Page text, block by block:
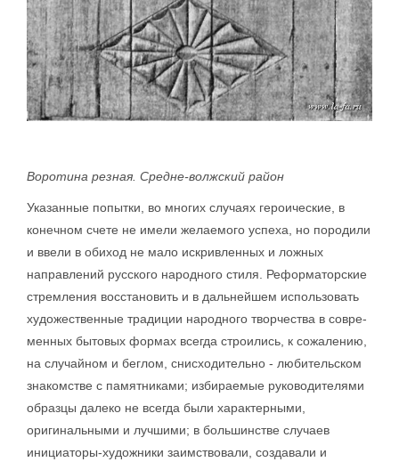
Воротина резная. Средне-волжский район
Указанные попытки, во многих случаях героические, в
конечном счете не имели желаемого успеха, но породили
и ввели в обиход не мало искривленных и ложных
направлений русского народного стиля. Реформаторские
стремления восстановить и в дальнейшем использовать
художественные традиции народного творчества в совре-
менных бытовых формах всегда строились, к сожалению,
на случайном и беглом, снисходительно - любительском
знакомстве с памятниками; избираемые руководителями
образцы далеко не всегда были характерными,
оригинальными и лучшими; в большинстве случаев
инициаторы-художники заимствовали, создавали и